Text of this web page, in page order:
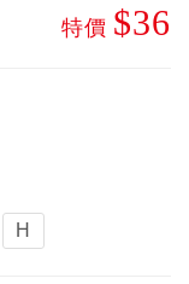
特價 $36
H